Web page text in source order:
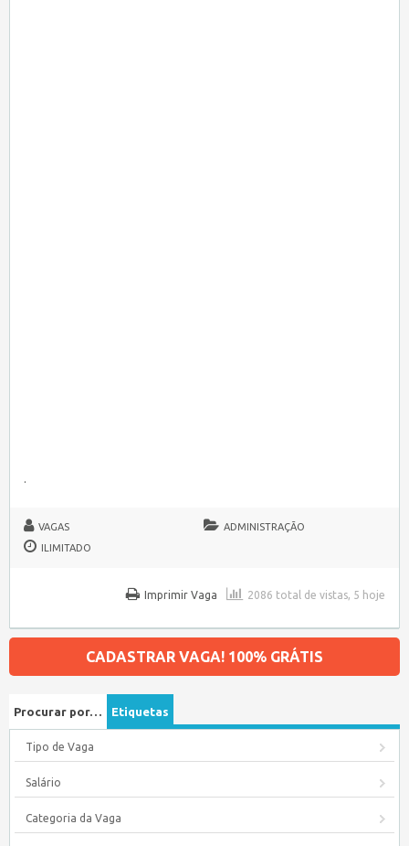
.
VAGAS
ADMINISTRAÇÃO
ILIMITADO
2086 total de vistas, 5 hoje
Imprimir Vaga
CADASTRAR VAGA! 100% GRÁTIS
Procurar por… Etiquetas
Tipo de Vaga
Salário
Categoria da Vaga